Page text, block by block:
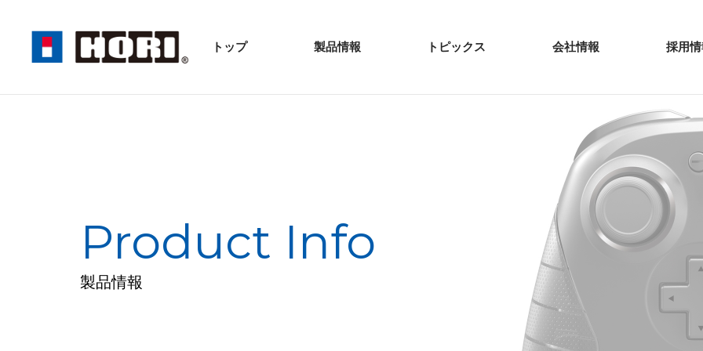
トップ 製品情報 トピックス 会社情報 採用
Product Info
製品情報